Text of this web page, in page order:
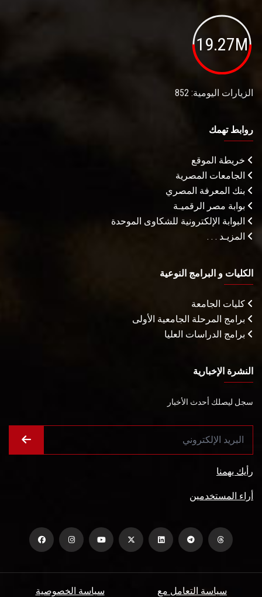
19.27M
الزيارات اليومية: 852
روابط تهمك
خريطة الموقع
الجامعات المصرية
بنك المعرفة المصري
بوابة مصر الرقميـة
البوابة الإلكترونية للشكاوى الموحدة
المزيـد . . .
الكليات و البرامج النوعية
كليات الجامعة
برامج المرحلة الجامعية الأولى
برامج الدراسات العليا
النشرة الإخبارية
سجل ليصلك أحدث الأخبار
رأيك يهمنا
أراء المستخدمين
سياسة الخصوصية سياسة التعامل مع